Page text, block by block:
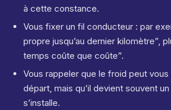
à cette constance.
Vous fixer un fil conducteur : par
propre jusqu’au dernier kilomètre”,
temps coûte que coûte”.
Vous rappeler que le froid peut
départ, mais qu’il devient souvent
s’installe.